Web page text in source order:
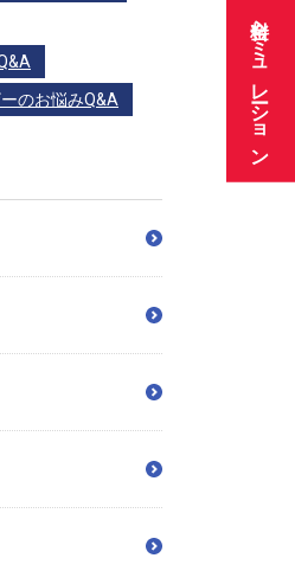
料金シミュレーション
のお悩みQ&A